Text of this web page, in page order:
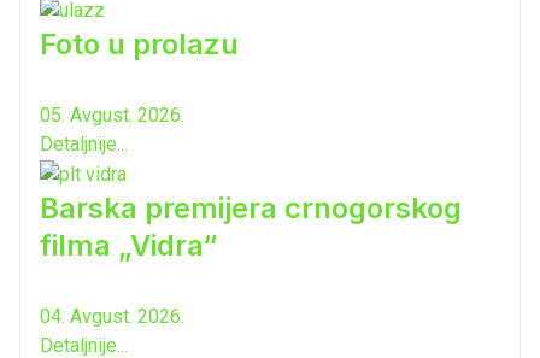
Foto u prolazu
05. Avgust. 2026.
Detaljnije...
Barska premijera crnogorskog
filma „Vidra“
04. Avgust. 2026.
Detaljnije...